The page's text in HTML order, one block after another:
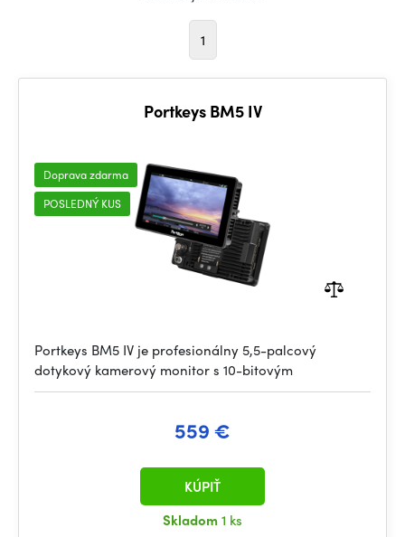
1
Portkeys BM5 IV
Doprava zdarma
POSLEDNÝ KUS
Portkeys BM5 IV je profesionálny 5,5-palcový
dotykový kamerový monitor s 10-bitovým
559 €
Skladom1 ks
KÚPIŤ